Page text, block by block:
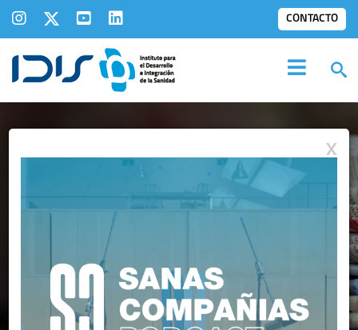
CONTACTO
IDIS EN LOSMEDIOS
X